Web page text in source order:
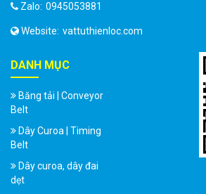
Zalo: 0945053881
Website: vattuthienloc.com
DANH MỤC
Băng tải | Conveyor
Belt
Dây Curoa | Timing
Belt
Dây curoa, dây đai
dẹt